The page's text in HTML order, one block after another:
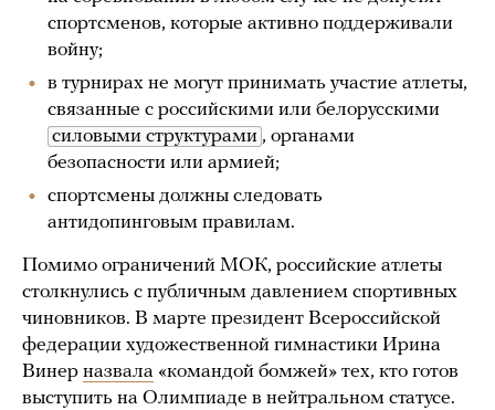
спортсменов, которые активно поддерживали
войну;
в турнирах не могут принимать участие атлеты,
связанные с российскими или белорусскими
силовыми структурами , органами
безопасности или армией;
спортсмены должны следовать
антидопинговым правилам.
Помимо ограничений МОК, российские атлеты
столкнулись с публичным давлением спортивных
чиновников. В марте президент Всероссийской
федерации художественной гимнастики Ирина
Винер назвала «командой бомжей» тех, кто готов
выступить на Олимпиаде в нейтральном статусе.